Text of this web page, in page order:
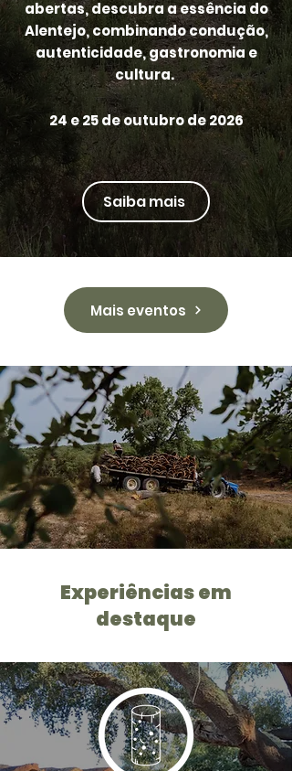
abertas, descubra a essência do
Alentejo, combinando condução,
autenticidade, gastronomia e
cultura.
24 e 25 de outubro de 2026
Saiba mais
Mais eventos
Experiências em
destaque